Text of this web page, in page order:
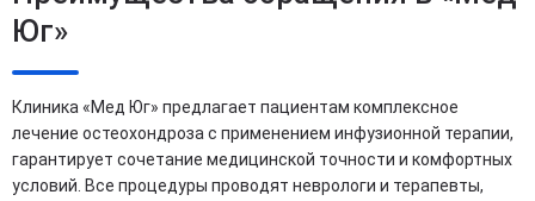
Юг»
Клиника «Мед Юг» предлагает пациентам комплексное
лечение остеохондроза с применением инфузионной терапии,
гарантирует сочетание медицинской точности и комфортных
условий. Все процедуры проводят неврологи и терапевты,